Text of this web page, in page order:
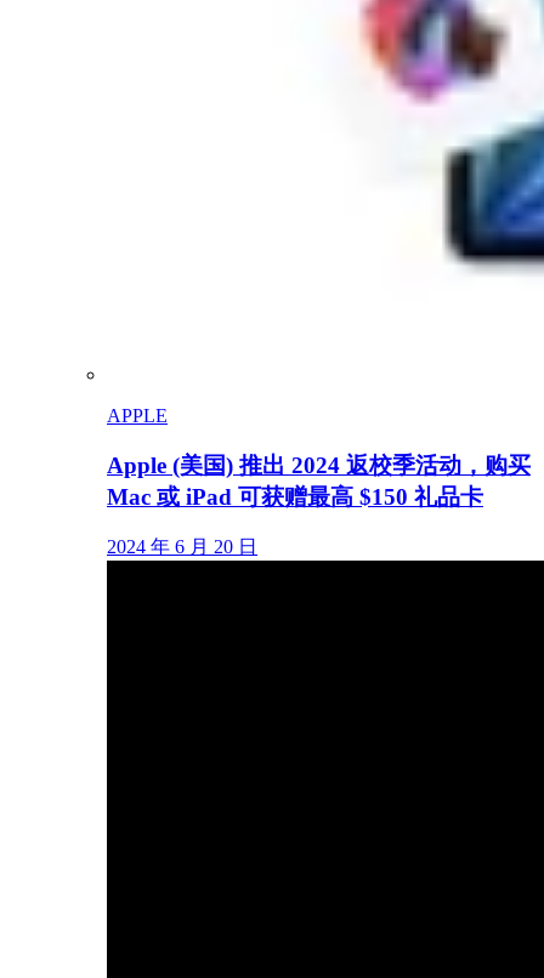
APPLE
Apple (美国) 推出 2024 返校季活动，购买
Mac 或 iPad 可获赠最高 $150 礼品卡
2024 年 6 月 20 日